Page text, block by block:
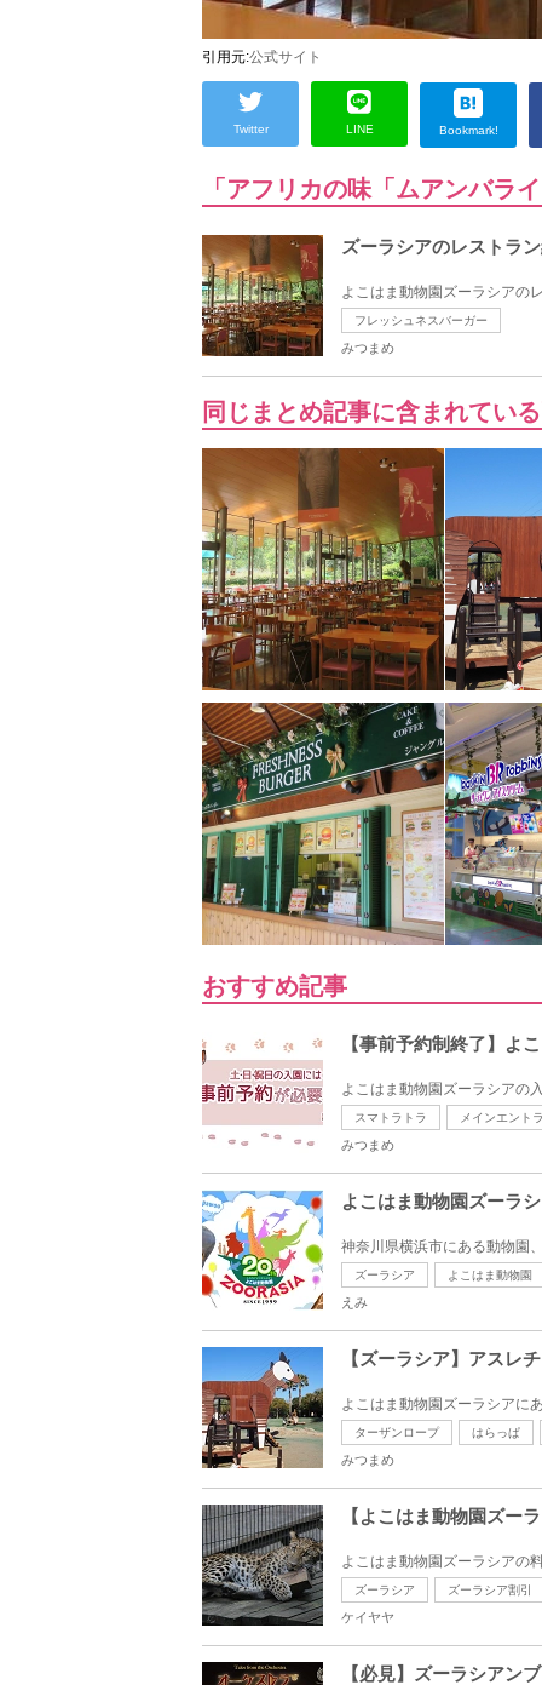
引用元:公式サイト
Twitter LINE Bookmark!
「アフリカの味「ムアンバラ
ズーラシアのレストラ
よこはま動物園ズーラシアの
フレッシュネスバーガー
みつまめ
同じまとめ記事に含まれてい
おすすめ記事
【事前予約制終了】よ
よこはま動物園ズーラシアの
スマトラトラ メインエント
みつまめ
よこはま動物園ズーラ
神奈川県横浜市にある動物園
ズーラシア よこはま動物園
えみ
【ズーラシア】アスレ
よこはま動物園ズーラシアに
ターザンロープ はらっぱ
みつまめ
【よこはま動物園ズー
よこはま動物園ズーラシアの
ズーラシア ズーラシア割引
ケイヤヤ
【必見】ズーラシアン